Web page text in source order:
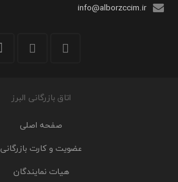
info@alborzccim.ir
اتاق بازرگانی البرز
صفحه اصلی
عضویت و کارت بازرگانی
هیات نمایندگان